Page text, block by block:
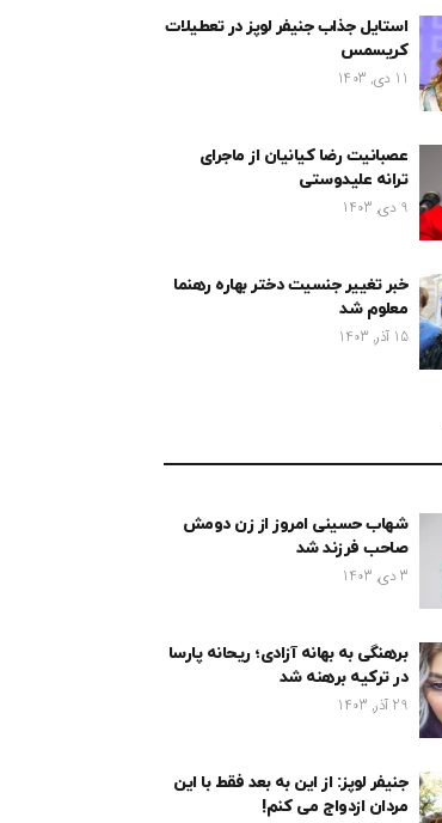
استایل جذاب جنیفر لوپز در تعطیلات
کریسمس
11 دی, 1403
عصبانیت رضا کیانیان از ماجرای
ترانه علیدوستی
9 دی, 1403
خبر تغییر جنسیت دختر بهاره رهنما
معلوم شد
15 آذر, 1403
شهاب حسینی امروز از زن دومش
صاحب فرزند شد
3 دی, 1403
برهنگی به بهانه آزادی؛ ریحانه پارسا
در ترکیه برهنه شد
29 آذر, 1403
جنیفر لوپز: از این به بعد فقط با این
مردان ازدواج می کنم!